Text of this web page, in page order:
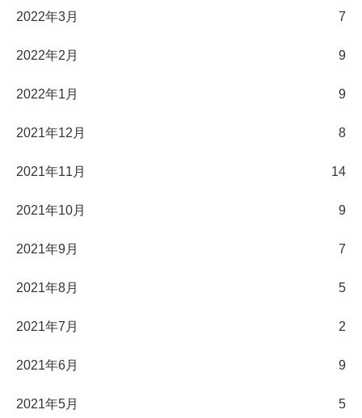
2022年3月 7
2022年2月 9
2022年1月 9
2021年12月 8
2021年11月 14
2021年10月 9
2021年9月 7
2021年8月 5
2021年7月 2
2021年6月 9
2021年5月 5